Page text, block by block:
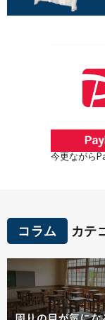
今更ながら
コラム カテ